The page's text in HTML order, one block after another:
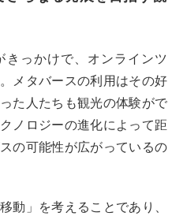
っかけで、オンラインツ
メタバースの利用はその好
た人たちも観光の体験がで
ノロジーの進化によって距
の可能性が広がっているの
動」を考えることであり、